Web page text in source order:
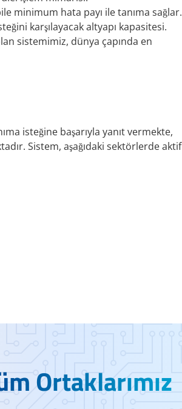
minimum hata payı ile tanıma sağlar.
karşılayacak altyapı kapasitesi.
sistemimiz, dünya çapında en
isteğine başarıyla yanıt vermekte,
Sistem, aşağıdaki sektörlerde aktif
Ortaklarımız